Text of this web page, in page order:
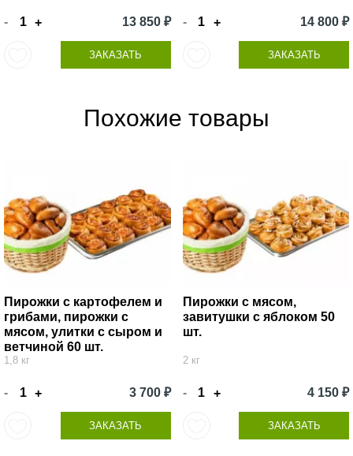
- + 13 850 ₽
ЗАКАЗАТЬ
- + 14 800 ₽
ЗАКАЗАТЬ
Похожие товары
Пирожки с картофелем и
грибами, пирожки с
мясом, улитки с сыром и
ветчиной 60 шт.
1,8 кг
- + 3 700 ₽
ЗАКАЗАТЬ
Пирожки с мясом,
завитушки с яблоком 50
шт.
2 кг
- + 4 150 ₽
ЗАКАЗАТЬ